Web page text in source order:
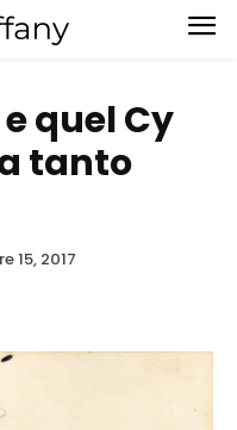
quel Cy
tanto
15, 2017